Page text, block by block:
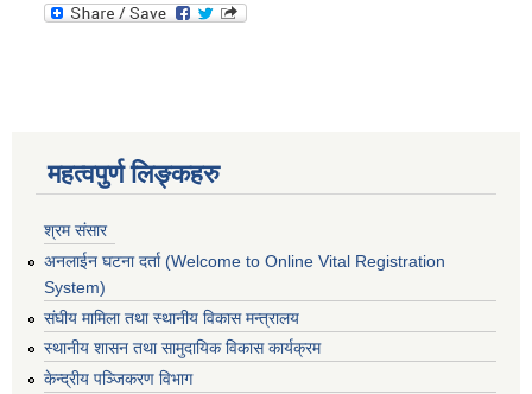
महत्वपुर्ण लिङ्कहरु
श्रम संसार
अनलाईन घटना दर्ता (Welcome to Online Vital Registration
System)
संघीय मामिला तथा स्थानीय विकास मन्त्रालय
स्थानीय शासन तथा सामुदायिक विकास कार्यक्रम
केन्द्रीय पञ्जिकरण विभाग